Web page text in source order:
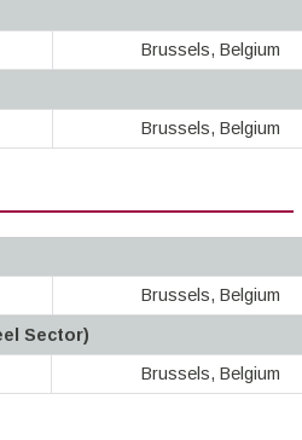
Brussels, Belgium
Brussels, Belgium
Brussels, Belgium
Sector)
Brussels, Belgium